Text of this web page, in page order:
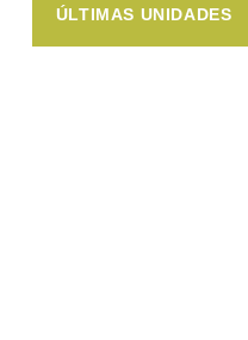
ÚLTIMAS UNIDADES